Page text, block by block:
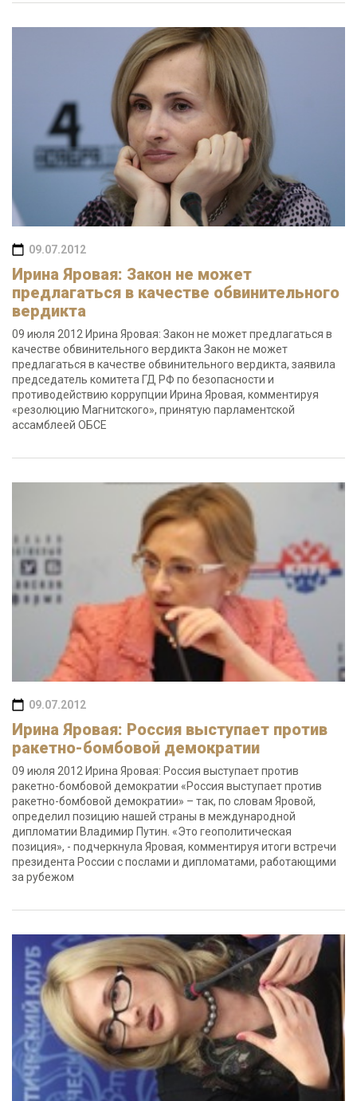
09.07.2012
Ирина Яровая: Закон не может
предлагаться в качестве обвинительного
вердикта
09 июля 2012 Ирина Яровая: Закон не может предлагаться в
качестве обвинительного вердикта Закон не может
предлагаться в качестве обвинительного вердикта, заявила
председатель комитета ГД РФ по безопасности и
противодействию коррупции Ирина Яровая, комментируя
«резолюцию Магнитского», принятую парламентской
ассамблеей ОБСЕ
09.07.2012
Ирина Яровая: Россия выступает против
ракетно-бомбовой демократии
09 июля 2012 Ирина Яровая: Россия выступает против
ракетно-бомбовой демократии «Россия выступает против
ракетно-бомбовой демократии» – так, по словам Яровой,
определил позицию нашей страны в международной
дипломатии Владимир Путин. «Это геополитическая
позиция», - подчеркнула Яровая, комментируя итоги встречи
президента России с послами и дипломатами, работающими
за рубежом